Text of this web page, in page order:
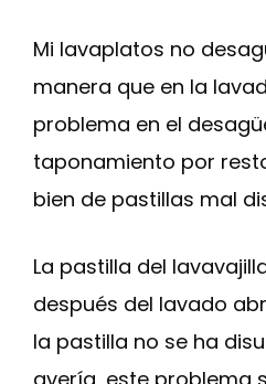
Mi lavaplatos no
manera que en la
problema en el
taponamiento por
bien de pastillas mal
La pastilla del
después del lavado
la pastilla no se ha